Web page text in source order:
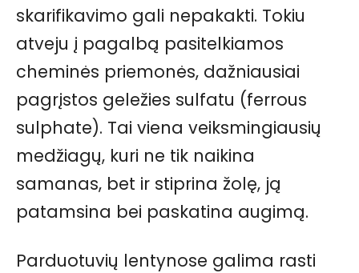
skarifikavimo gali nepakakti. Tokiu
atveju į pagalbą pasitelkiamos
cheminės priemonės, dažniausiai
pagrįstos geležies sulfatu (ferrous
sulphate). Tai viena veiksmingiausių
medžiagų, kuri ne tik naikina
samanas, bet ir stiprina žolę, ją
patamsina bei paskatina augimą.
Parduotuvių lentynose galima rasti